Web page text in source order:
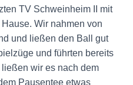
TV Schweinheim II mit
Wir nahmen von
und ließen den Ball gut
und führten bereits
wir es nach dem
Pausentee etwas